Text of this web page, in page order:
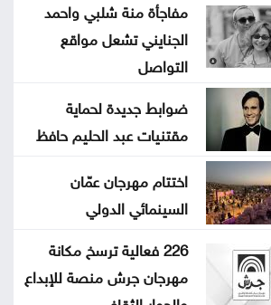
مفاجأة منة شلبي واحمد
الجنايني تشعل مواقع
التواصل
ضوابط جديدة لحماية
مقتنيات عبد الحليم حافظ
اختتام مهرجان عمّان
السينمائي الدولي
226 فعالية ترسخ مكانة
مهرجان جرش منصة للإبداع